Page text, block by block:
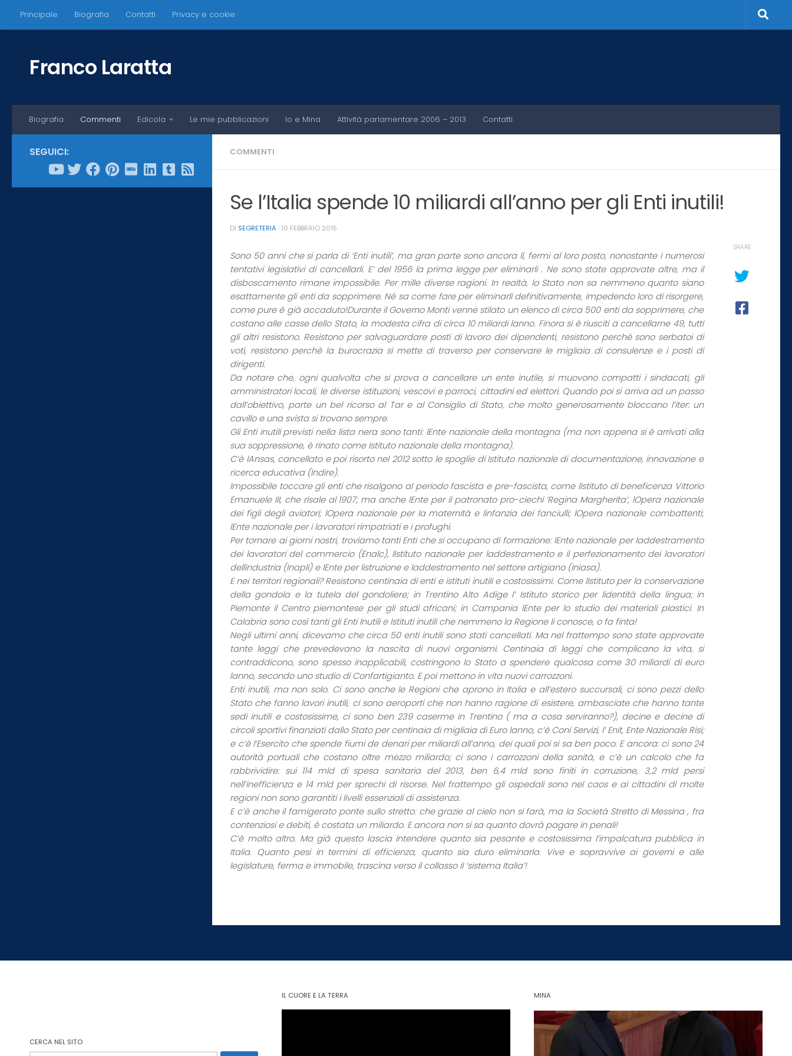
Salta al contenuto
Principale Biografia Contatti Privacy e cookie
Franco Laratta
Biografia Commenti Edicola Le mie pubblicazioni Io e Mina Attività parlamentare 2006 – 2013 Contatti
COMMENTI
Se l’Italia spende 10 miliardi all’anno per gli Enti inutili!
DI SEGRETERIA · 10 FEBBRAIO 2015
Sono 50 anni che si parla di ‘Enti inutili’, ma gran parte sono ancora lì, fermi al loro posto, nonostante i numerosi
tentativi legislativi di cancellarli. E’ del 1956 la prima legge per eliminarli . Ne sono state approvate altre, ma il
disboscamento rimane impossibile. Per mille diverse ragioni. In realtà, lo Stato non sa nemmeno quanto siano
esattamente gli enti da sopprimere. Né sa come fare per eliminarli definitivamente, impedendo loro di risorgere,
come pure è già accaduto!Durante il Governo Monti venne stilato un elenco di circa 500 enti da sopprimere, che
costano alle casse dello Stato, la modesta cifra di circa 10 miliardi lanno. Finora si è riusciti a cancellarne 49, tutti
gli altri resistono. Resistono per salvaguardare posti di lavoro dei dipendenti, resistono perchè sono serbatoi di
voti, resistono perchè la burocrazia si mette di traverso per conservare le migliaia di consulenze e i posti di
dirigenti.
Da notare che, ogni qualvolta che si prova a cancellare un ente inutile, si muovono compatti i sindacati, gli
amministratori locali, le diverse istituzioni, vescovi e parroci, cittadini ed elettori. Quando poi si arriva ad un passo
dall’obiettivo, parte un bel ricorso al Tar e al Consiglio di Stato, che molto generosamente bloccano l’iter: un
cavillo e una svista si trovano sempre.
Gli Enti inutili previsti nella lista nera sono tanti: lEnte nazionale della montagna (ma non appena si è arrivati alla
sua soppressione, è rinato come Istituto nazionale della montagna).
C’è lAnsas, cancellato e poi risorto nel 2012 sotto le spoglie di Istituto nazionale di documentazione, innovazione e
ricerca educativa (Indire).
Impossibile toccare gli enti che risalgono al periodo fascista e pre-fascista, come lIstituto di beneficenza Vittorio
Emanuele III, che risale al 1907; ma anche lEnte per il patronato pro-ciechi ‘Regina Margherita’, lOpera nazionale
dei figli degli aviatori; lOpera nazionale per la maternità e linfanzia dei fanciulli; lOpera nazionale combattenti;
lEnte nazionale per i lavoratori rimpatriati e i profughi.
Per tornare ai giorni nostri, troviamo tanti Enti che si occupano di formazione: lEnte nazionale per laddestramento
dei lavoratori del commercio (Enalc), lIstituto nazionale per laddestramento e il perfezionamento dei lavoratori
dellindustria (Inapli) e lEnte per listruzione e laddestramento nel settore artigiano (Iniasa).
E nei territori regionali? Resistono centinaia di enti e istituti inutili e costosissimi. Come lIstituto per la conservazione
della gondola e la tutela del gondoliere; in Trentino Alto Adige l’ Istituto storico per lidentità della lingua; in
Piemonte il Centro piemontese per gli studi africani; in Campania lEnte per lo studio dei materiali plastici. In
Calabria sono così tanti gli Enti Inutili e Istituti inutili che nemmeno la Regione li conosce, o fa finta!
Negli ultimi anni, dicevamo che circa 50 enti inutili sono stati cancellati. Ma nel frattempo sono state approvate
tante leggi che prevedevano la nascita di nuovi organismi. Centinaia di leggi che complicano la vita, si
contraddicono, sono spesso inapplicabili, costringono lo Stato a spendere qualcosa come 30 miliardi di euro
lanno, secondo uno studio di Confartigianto. E poi mettono in vita nuovi carrozzoni.
Enti inutili, ma non solo. Ci sono anche le Regioni che aprono in Italia e all’estero succursali, ci sono pezzi dello
Stato che fanno lavori inutili, ci sono aeroporti che non hanno ragione di esistere, ambasciate che hanno tante
sedi inutili e costosissime, ci sono ben 239 caserme in Trentino ( ma a cosa serviranno?), decine e decine di
circoli sportivi finanziati dallo Stato per centinaia di migliaia di Euro lanno, c’è Coni Servizi, l’ Enit, Ente Nazionale Risi;
e c’è l’Esercito che spende fiumi de denari per miliardi all’anno, dei quali poi si sa ben poco. E ancora: ci sono 24
autorità portuali che costano oltre mezzo miliardo; ci sono i carrozzoni della sanità, e c’è un calcolo che fa
rabbrividire: sui 114 mld di spesa sanitaria del 2013, ben 6,4 mld sono finiti in corruzione, 3,2 mld persi
nell’inefficienza e 14 mld per sprechi di risorse. Nel frattempo gli ospedali sono nel caos e ai cittadini di molte
regioni non sono garantiti i livelli essenziali di assistenza.
E c’è anche il famigerato ponte sullo stretto: che grazie al cielo non si farà, ma la Società Stretto di Messina , fra
contenziosi e debiti, è costata un miliardo. E ancora non si sa quanto dovrà pagare in penali!
C’è molto altro. Ma già questo lascia intendere quanto sia pesante e costosissima l’impalcatura pubblica in
Italia. Quanto pesi in termini di efficienza, quanto sia duro eliminarla. Vive e sopravvive ai governi e alle
legislature, ferma e immobile, trascina verso il collasso il ‘sistema Italia’!
SHARE
SEGUICI:
CERCA NEL SITO
IL CUORE E LA TERRA MINA